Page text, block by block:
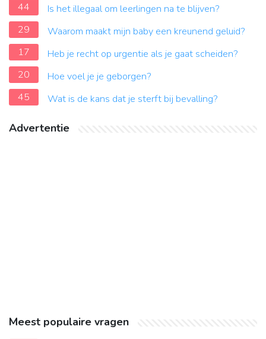
44
Is het illegaal om leerlingen na te blijven?
29
Waarom maakt mijn baby een kreunend geluid?
17
Heb je recht op urgentie als je gaat scheiden?
20
Hoe voel je je geborgen?
45
Wat is de kans dat je sterft bij bevalling?
Advertentie
Meest populaire vragen